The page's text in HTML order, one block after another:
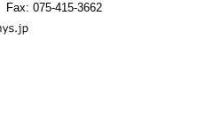
Fax: 075-415-3662